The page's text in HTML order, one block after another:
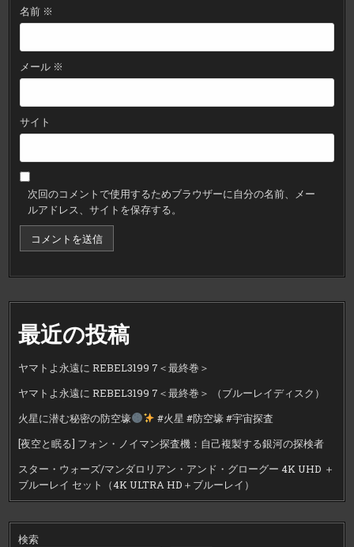
名前 ※
メール ※
サイト
次回のコメントで使用するためブラウザーに自分の名前、メー
ルアドレス、サイトを保存する。
最近の投稿
ヤマトよ永遠に REBEL3199 7＜最終巻＞
ヤマトよ永遠に REBEL3199 7＜最終巻＞ （ブルーレイディスク）
火星に潜む秘密の防空壕
#火星 #防空壕 #宇宙探査
[夜空と眠る] フォン・ノイマン探査機：自己複製する銀河の探検者
スター・ウォーズ/マンダロリアン・アンド・グローグー 4K UHD ＋
ブルーレイ セット（4K ULTRA HD＋ブルーレイ）
検索